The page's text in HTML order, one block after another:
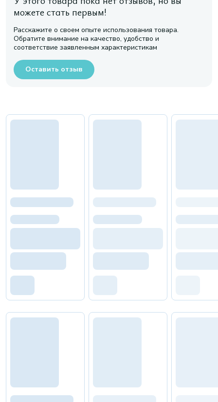
можете стать первым!
Расскажите о своем опыте использования товара.
Обратите внимание на качество, удобство и
соответствие заявленным характеристикам
Оставить отзыв